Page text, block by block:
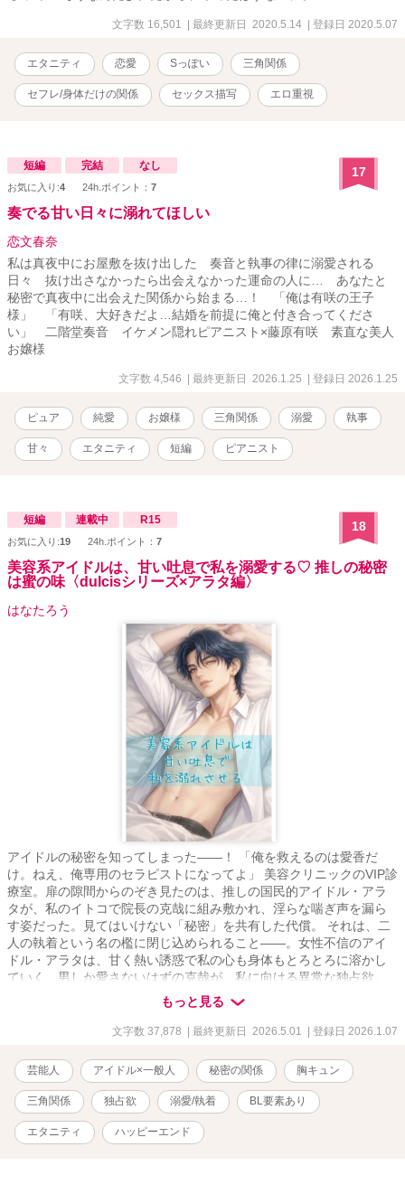
文字数 16,501 | 最終更新日 2020.5.14 | 登録日 2020.5.07
エタニティ 恋愛 Sっぽい 三角関係
セフレ/身体だけの関係 セックス描写 エロ重視
短編 完結 なし
お気に入り:4 24h.ポイント： 7
17
奏でる甘い日々に溺れてほしい
恋文春奈
私は真夜中にお屋敷を抜け出した 奏音と執事の律に溺愛される
日々 抜け出さなかったら出会えなかった運命の人に… あなたと
秘密で真夜中に出会えた関係から始まる…！ 「俺は有咲の王子
様」 「有咲、大好きだよ…結婚を前提に俺と付き合ってくださ
い」 二階堂奏音 イケメン隠れピアニスト×藤原有咲 素直な美人
お嬢様
文字数 4,546 | 最終更新日 2026.1.25 | 登録日 2026.1.25
ピュア 純愛 お嬢様 三角関係 溺愛 執事
甘々 エタニティ 短編 ピアニスト
短編 連載中 R15
お気に入り:19 24h.ポイント： 7
18
美容系アイドルは、甘い吐息で私を溺愛する♡ 推しの秘密
は蜜の味〈dulcisシリーズ×アラタ編〉
はなたろう
アイドルの秘密を知ってしまった――！ 「俺を救えるのは愛香だ
け。ねえ、俺専用のセラピストになってよ」 美容クリニックのVIP診
療室。扉の隙間からのぞき見たのは、推しの国民的アイドル・アラ
タが、私のイトコで院長の克哉に組み敷かれ、淫らな喘ぎ声を漏ら
す姿だった。 ​見てはいけない「秘密」を共有した代償。 それは、二
人の執着という名の檻に閉じ込められること――。 ​ 女性不信のアイ
ドル・アラタは、甘く熱い誘惑で私の心も身体もとろとろに溶かし
ていく。 ​ 男しか愛さないはずの克哉が、私に向ける異常な独占欲。
その執着は、私を「完璧な作品」として飼い慣らすための冷徹な
罠。 「僕が抱いた男が、僕が抱けない女を抱く。最高に興奮する
ね」 ​推しの甘い溺愛の檻か、イトコの執着の檻か。 アラタがプロデ
愛に溺れていく――。 ※2026.4続編追加したので、完結から連載中
にステータス変更しました ※画像はAI作成です
もっと見る
文字数 37,878 | 最終更新日 2026.5.01 | 登録日 2026.1.07
芸能人 アイドル×一般人 秘密の関係 胸キュン
三角関係 独占欲 溺愛/執着 BL要素あり
エタニティ ハッピーエンド